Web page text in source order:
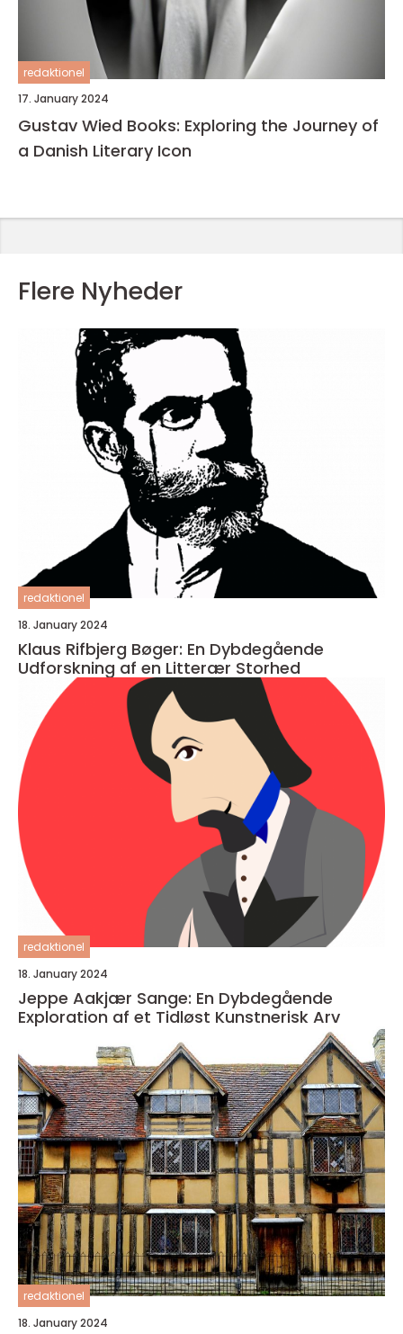
redaktionel
17. January 2024
Gustav Wied Books: Exploring the Journey of
a Danish Literary Icon
Flere Nyheder
redaktionel
18. January 2024
Klaus Rifbjerg Bøger: En Dybdegående
Udforskning af en Litterær Storhed
redaktionel
18. January 2024
Jeppe Aakjær Sange: En Dybdegående
Exploration af et Tidløst Kunstnerisk Arv
redaktionel
18. January 2024